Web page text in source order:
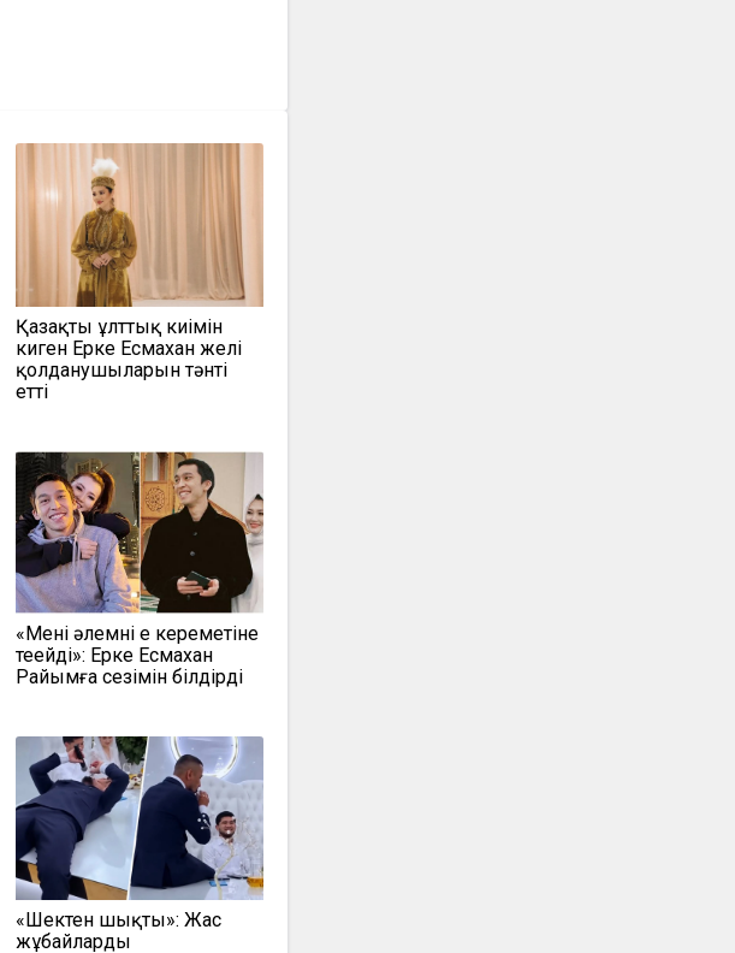
Қазақтың ұлттық киімін
киген Ерке Есмахан желі
қолданушыларын тәнті
етті
«Мені әлемнің ең кереметіне
теңейді»: Ерке Есмахан
Райымға сезімін білдірді
«Шектен шықты»: Жас
жұбайлардың